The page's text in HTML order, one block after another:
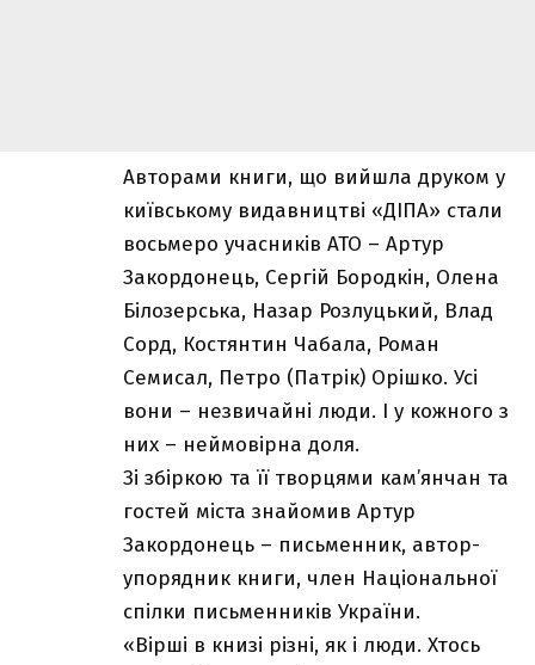
Авторами книги, що вийшла друком у
київському видавництві «ДІПА» стали
восьмеро учасників АТО – Артур
Закордонець, Сергій Бородкін, Олена
Білозерська, Назар Розлуцький, Влад
Сорд, Костянтин Чабала, Роман
Семисал, Петро (Патрік) Орішко. Усі
вони – незвичайні люди. І у кожного з
них – неймовірна доля.
Зі збіркою та її творцями кам’янчан та
гостей міста знайомив Артур
Закордонець – письменник, автор-
упорядник книги, член Національної
спілки письменників України.
«Вірші в книзі різні, як і люди. Хтось